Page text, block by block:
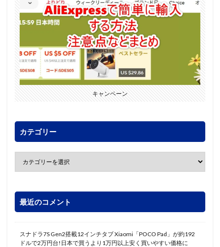
キャンペーン
カテゴリー
最近のコメント
スナドラ7S Gen2搭載12インチタブ Xiaomi「POCO Pad」が約192
ドルで2万円台!日本で買うより1万円以上安く買いやすい価格に